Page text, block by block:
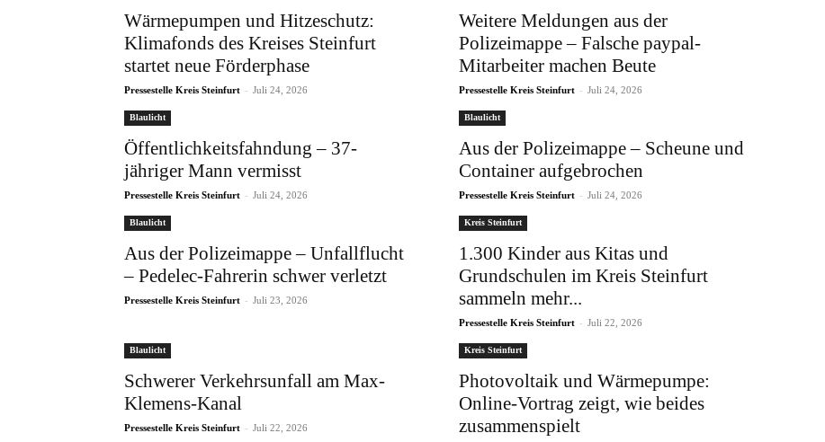
Wärmepumpen und Hitzeschutz:
Klimafonds des Kreises Steinfurt
startet neue Förderphase
Pressestelle Kreis Steinfurt - Juli 24, 2026
Weitere Meldungen aus der
Polizeimappe – Falsche paypal-
Mitarbeiter machen Beute
Pressestelle Kreis Steinfurt - Juli 24, 2026
Blaulicht
Öffentlichkeitsfahndung – 37-
jähriger Mann vermisst
Pressestelle Kreis Steinfurt - Juli 24, 2026
Blaulicht
Aus der Polizeimappe – Scheune und
Container aufgebrochen
Pressestelle Kreis Steinfurt - Juli 24, 2026
Blaulicht
Aus der Polizeimappe – Unfallflucht
– Pedelec-Fahrerin schwer verletzt
Pressestelle Kreis Steinfurt - Juli 23, 2026
Kreis Steinfurt
1.300 Kinder aus Kitas und
Grundschulen im Kreis Steinfurt
sammeln mehr...
Pressestelle Kreis Steinfurt - Juli 22, 2026
Blaulicht
Schwerer Verkehrsunfall am Max-
Klemens-Kanal
Pressestelle Kreis Steinfurt - Juli 22, 2026
Kreis Steinfurt
Photovoltaik und Wärmepumpe:
Online-Vortrag zeigt, wie beides
zusammenspielt